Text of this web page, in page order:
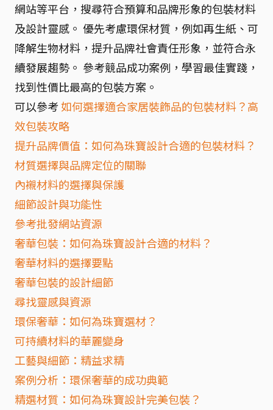
網站等平台，搜尋符合預算和品牌形象的包裝材料
及設計靈感。 優先考慮環保材質，例如再生紙、可
降解生物材料，提升品牌社會責任形象，並符合永
續發展趨勢。 參考競品成功案例，學習最佳實踐，
找到性價比最高的包裝方案。
可以參考如何選擇適合家居裝飾品的包裝材料？高
效包裝攻略
提升品牌價值：如何為珠寶設計合適的包裝材料？
材質選擇與品牌定位的關聯
內襯材料的選擇與保護
細節設計與功能性
參考批發網站資源
奢華包裝：如何為珠寶設計合適的材料？
奢華材料的選擇要點
奢華包裝的設計細節
尋找靈感與資源
環保奢華：如何為珠寶選材？
可持續材料的華麗變身
工藝與細節：精益求精
案例分析：環保奢華的成功典範
精選材質：如何為珠寶設計完美包裝？